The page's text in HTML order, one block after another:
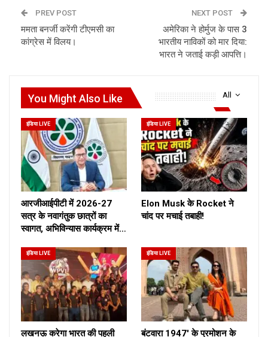
PREV POST
ममता बनर्जी करेंगी टीएमसी का
कांग्रेस में विलय।
NEXT POST
अमेरिका ने होर्मुज के पास 3
भारतीय नाविकों को मार द‍िया:
भारत ने जताई कड़ी आपत्ति।
All
You Might Also Like
इंडिया LIVE
आरजीआईपीटी में 2026-27
सत्र के नवागंतुक छात्रों का
स्वागत, अभिविन्यास कार्यक्रम में…
इंडिया LIVE
Elon Musk के Rocket ने
चांद पर मचाई तबाही!
इंडिया LIVE
लखनऊ करेगा भारत की पहली
इंडिया LIVE
बंटवारा 1947′ के प्रमोशन के